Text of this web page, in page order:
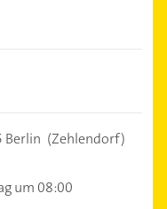
Berlin (Zehlendorf)
um 08:00